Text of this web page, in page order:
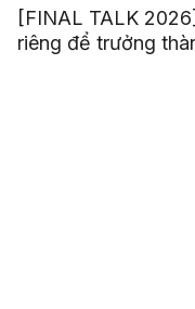
[FINAL TALK
riêng để trưởng